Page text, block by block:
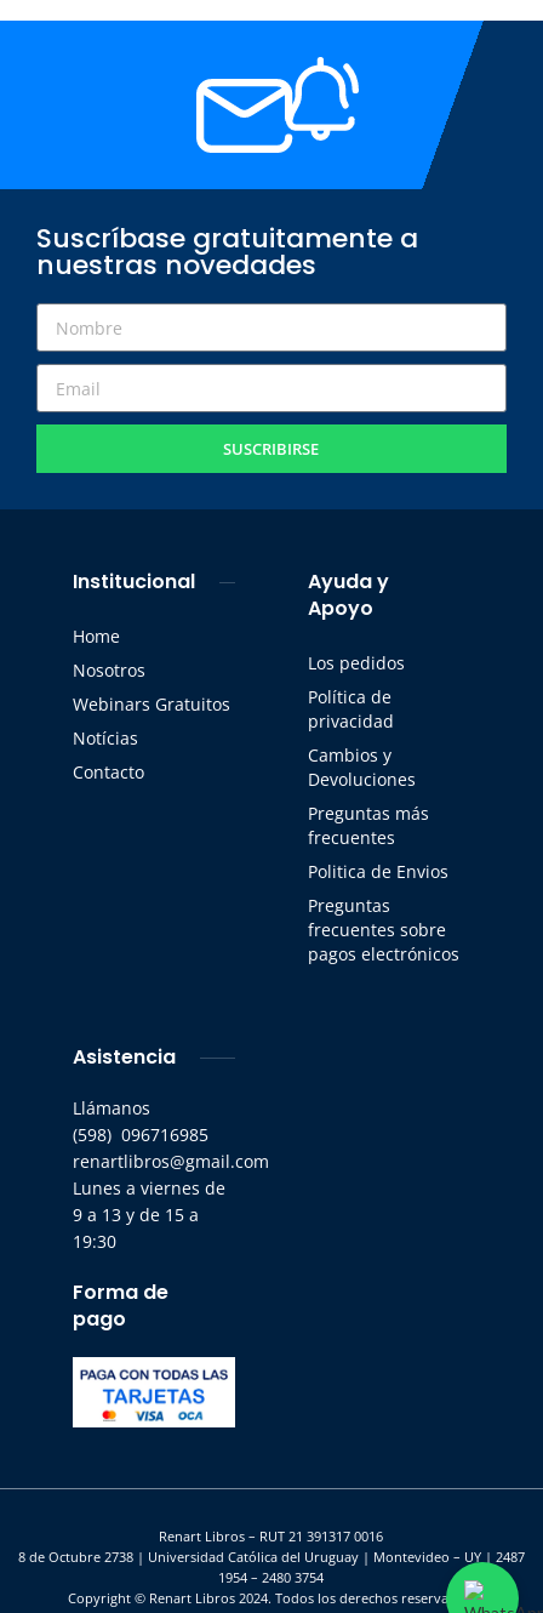
Suscríbase gratuitamente a
nuestras novedades
SUSCRIBIRSE
Institucional
Home
Nosotros
Webinars Gratuitos
Notícias
Contacto
Ayuda y
Apoyo
Los pedidos
Política de
privacidad
Cambios y
Devoluciones
Preguntas más
frecuentes
Politica de Envios
Preguntas
frecuentes sobre
pagos electrónicos
Asistencia
Llámanos
(598) 096716985
renartlibros@gmail.com
Lunes a viernes de
9 a 13 y de 15 a
19:30
Forma de
pago
Renart Libros – RUT 21 391317 0016
8 de Octubre 2738 | Universidad Católica del Uruguay | Montevideo – UY | 2487
1954 – 2480 3754
Copyright © Renart Libros 2024. Todos los derechos reservados.